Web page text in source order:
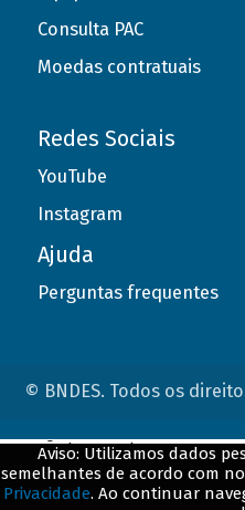
Consulta PAC
Moedas contratuais
Redes Sociais
YouTube
Instagram
Ajuda
Perguntas frequentes
© BNDES. Todos os
Aviso: Utilizamos dados
semelhantes de acordo com
Privacidade. Ao continuar
ConteÃºdo complementar
${title}${badge}